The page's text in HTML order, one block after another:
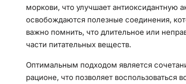
моркови, что улучшает антиоксидантную
освобождаются полезные соединения,
важно помнить, что длительное или
части питательных веществ.
Оптимальным подходом является
рационе, что позволяет